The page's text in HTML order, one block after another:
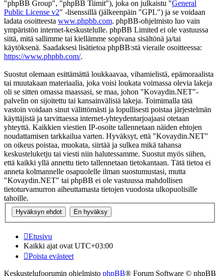
"phpBB Group", "phpBB Tiimit"), joka on julkaistu "General
Public License v2" -lisenssillä (jälkeenpäin "GPL") ja se voidaan
ladata osoitteesta www.phpbb.com. phpBB-ohjelmisto luo vain
ympäristön internet-keskustelulle. phpBB Limited ei ole vastuussa
siitä, mitä sallimme tai kiellämme sopivana sisältönä ja/tai
käytöksenä. Saadaksesi lisätietoa phpBB:stä vieraile osoitteessa:
https://www.phpbb.com/.
Suostut olemaan esittämättä loukkaavaa, vihamielistä, epämoraalista
tai muutakaan materiaalia, joka voisi loukata voimassa olevia lakeja
oli se sitten omassa maassasi, se maa, johon "Kovaydin.NET"-
palvelin on sijoitettu tai kansainvälisiä lakeja. Toimimalla tätä
vastoin voidaan sinut välittömästi ja lopullisesti poistaa järjestelmän
käyttäjistä ja tarvittaessa internet-yhteydentarjoajaasi otetaan
yhteyttä. Kaikkien viestien IP-osoite tallennetaan näiden ehtojen
noudattamisen tarkkailua varten. Hyväksyt, että "Kovaydin.NET"
on oikeus poistaa, muokata, siirtää ja sulkea mikä tahansa
keskusteluketju tai viesti niin halutessamme. Suostut myös siihen,
että kaikki yllä annettu tieto tallennetaan tietokantaan. Tätä tietoa ei
anneta kolmannelle osapuolelle ilman suostumustasi, mutta
"Kovaydin.NET" tai phpBB ei ole vastuussa mahdollisen
tietoturvamurron aiheuttamasta tietojen vuodosta ulkopuolisille
tahoille.
Etusivu
Kaikki ajat ovat UTC+03:00
Poista evästeet
Keskustelufoorumin ohjelmisto phpBB® Forum Software © phpBB